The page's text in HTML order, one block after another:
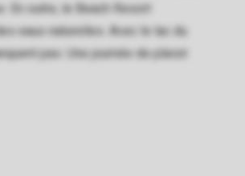
En outre, le Beach Resort
eaux naturelles. Avec le lac du
pas. Une journée de plaisir